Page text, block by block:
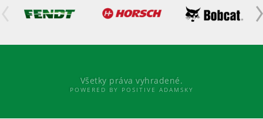
Všetky práva vyhradené.
POWERED BY POSITIVE ADAMSKY